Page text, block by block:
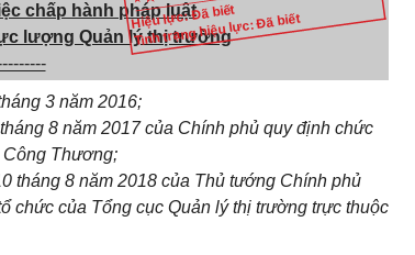
Hiệu lực: Đã biết
Tình trạng hiệu lực: Đã biết
chấp hành pháp luật
lượng Quản lý thị trường
3 năm 2016;
8 năm 2017 của Chính phủ quy định chức
Công Thương;
tháng 8 năm 2018 của Thủ tướng Chính phủ
chức của Tổng cục Quản lý thị trường trực thuộc